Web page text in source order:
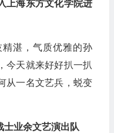
上海东方文化学院进
湛，气质优雅的孙
今天就来好好扒一扒
从一名文艺兵，蜕变
士业余文艺演出队